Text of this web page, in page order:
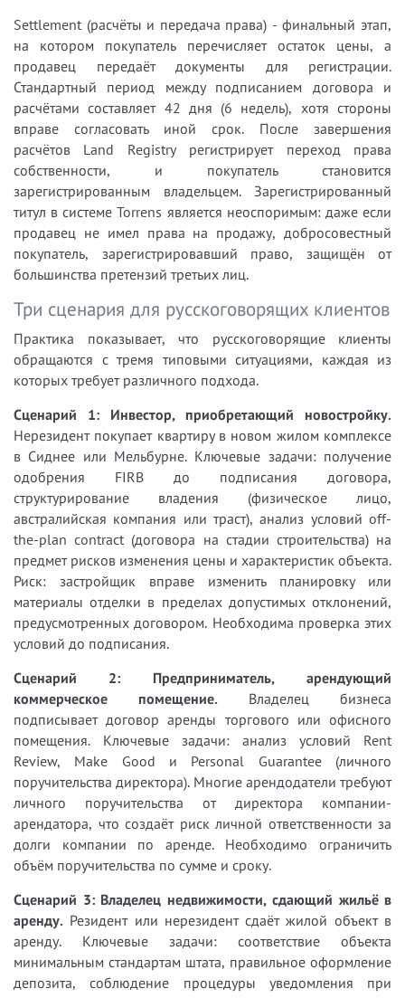
Settlement (расчёты и передача права) - финальный этап,
на котором покупатель перечисляет остаток цены, а
продавец передаёт документы для регистрации.
Стандартный период между подписанием договора и
расчётами составляет 42 дня (6 недель), хотя стороны
вправе согласовать иной срок. После завершения
расчётов Land Registry регистрирует переход права
собственности, и покупатель становится
зарегистрированным владельцем. Зарегистрированный
титул в системе Torrens является неоспоримым: даже если
продавец не имел права на продажу, добросовестный
покупатель, зарегистрировавший право, защищён от
большинства претензий третьих лиц.
Три сценария для русскоговорящих клиентов
Практика показывает, что русскоговорящие клиенты
обращаются с тремя типовыми ситуациями, каждая из
которых требует различного подхода.
Сценарий 1: Инвестор, приобретающий новостройку.
Нерезидент покупает квартиру в новом жилом комплексе
в Сиднее или Мельбурне. Ключевые задачи: получение
одобрения FIRB до подписания договора,
структурирование владения (физическое лицо,
австралийская компания или траст), анализ условий off-
the-plan contract (договора на стадии строительства) на
предмет рисков изменения цены и характеристик объекта.
Риск: застройщик вправе изменить планировку или
материалы отделки в пределах допустимых отклонений,
предусмотренных договором. Необходима проверка этих
условий до подписания.
Сценарий 2: Предприниматель, арендующий
коммерческое помещение. Владелец бизнеса
подписывает договор аренды торгового или офисного
помещения. Ключевые задачи: анализ условий Rent
Review, Make Good и Personal Guarantee (личного
поручительства директора). Многие арендодатели требуют
личного поручительства от директора компании-
арендатора, что создаёт риск личной ответственности за
долги компании по аренде. Необходимо ограничить
объём поручительства по сумме и сроку.
Сценарий 3: Владелец недвижимости, сдающий жильё в
аренду. Резидент или нерезидент сдаёт жилой объект в
аренду. Ключевые задачи: соответствие объекта
минимальным стандартам штата, правильное оформление
депозита, соблюдение процедуры уведомления при